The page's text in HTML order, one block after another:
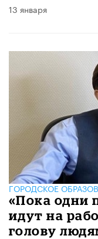
13 января
ГОРОДСКОЕ
«Пока одни
идут на
голову